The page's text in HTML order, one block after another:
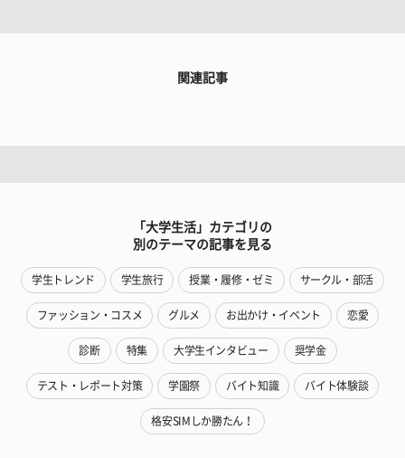
関連記事
「大学生活」カテゴリの
別のテーマの記事を見る
学生トレンド 学生旅行 授業・履修・ゼミ サークル・部活
ファッション・コスメ グルメ お出かけ・イベント 恋愛
診断 特集 大学生インタビュー 奨学金
テスト・レポート対策 学園祭 バイト知識 バイト体験談
格安SIMしか勝たん！